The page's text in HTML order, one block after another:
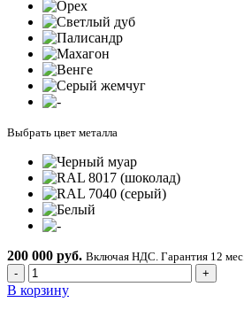
Выбрать цвет металла
200 000 руб. Включая НДС. Гарантия 12 мес.
-
+
В корзину